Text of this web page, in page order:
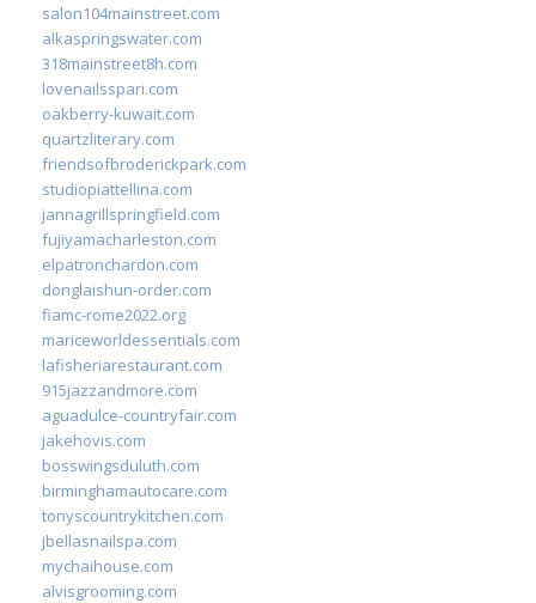
salon104mainstreet.com
alkaspringswater.com
318mainstreet8h.com
lovenailsspari.com
oakberry-kuwait.com
quartzliterary.com
friendsofbroderickpark.com
studiopiattellina.com
jannagrillspringfield.com
fujiyamacharleston.com
elpatronchardon.com
donglaishun-order.com
fiamc-rome2022.org
mariceworldessentials.com
lafisheriarestaurant.com
915jazzandmore.com
aguadulce-countryfair.com
jakehovis.com
bosswingsduluth.com
birminghamautocare.com
tonyscountrykitchen.com
jbellasnailspa.com
mychaihouse.com
alvisgrooming.com